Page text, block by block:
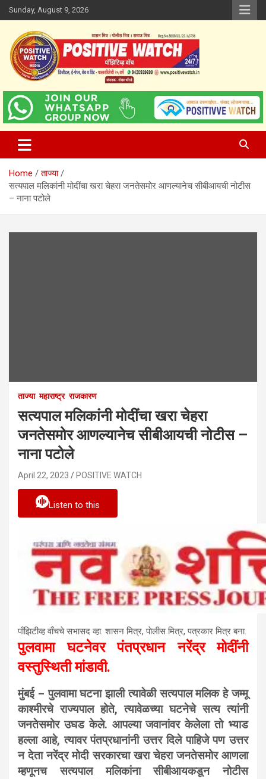
Skip
to
content
Sunday, August 9, 2026
Positive Watch
www.positivewatch.in
Home
ताज्या
सत्यपाल मलिकांनी मोदींचा खरा चेहरा जनतेसमोर आणल्यानेच सीबीआयची नोटीस
– नाना पटोले
ताज्या महाराष्ट्र राजकारण
सत्यपाल मलिकांनी मोदींचा खरा चेहरा
जनतेसमोर आणल्यानेच सीबीआयची नोटीस –
नाना पटोले
April 22, 2023 POSITIVE WATCH
Listen to this
पाँझिटीव्ह वाँचचे सभासद व्हा. शासन मित्र, पाेलीस मित्र, पत्रकार मित्र बना.
पुलवामा घटनेवर पंतप्रधान नरेंद्र मोदींनी
वस्तुस्थिती मांडावी.
मुंबई – पुलवामा घटना झाली त्यावेळी सत्यपाल मलिक हे जम्मू
काश्मीरचे राज्यपाल होते, त्यावेळच्या घटनेचे सत्य त्यांनी
जनतेसमोर उघड केले. आपल्या जवानांवर केलेला तो भ्याड
हल्ला आहे, त्यावर पंतप्रधानांनी उत्तर दिले पाहिजे पण उत्तर
न देता नरेंद्र मोदी सरकारचा खरा चेहरा जनतेसमोर आणला
म्हणूनच सत्यपाल मलिकांना सीबीआयकडून नोटीस